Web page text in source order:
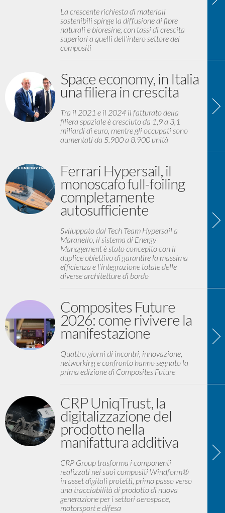
La crescente richiesta di materiali
sostenibili spinge la diffusione di fibre
naturali e bioresine, con tassi di crescita
superiori a quelli dell'intero settore dei
compositi
Space economy, in Italia
una filiera in crescita
Tra il 2021 e il 2024 il fatturato della
filiera spaziale è cresciuto da 1,9 a 3,1
miliardi di euro, mentre gli occupati sono
aumentati da 5.900 a 8.900 unità
Ferrari Hypersail, il
monoscafo full-foiling
completamente
autosufficiente
Sviluppato dal Tech Team Hypersail a
Maranello, il sistema di Energy
Management è stato concepito con il
duplice obiettivo di garantire la massima
efficienza e l’integrazione totale delle
diverse architetture di bordo
Composites Future
2026: come rivivere la
manifestazione
Quattro giorni di incontri, innovazione,
networking e confronto hanno segnato la
prima edizione di Composites Future
CRP UniqTrust, la
digitalizzazione del
prodotto nella
manifattura additiva
CRP Group trasforma i componenti
realizzati nei suoi compositi Windform®
in asset digitali protetti, primo passo verso
una tracciabilità di prodotto di nuova
generazione per i settori aerospace,
motorsport e difesa